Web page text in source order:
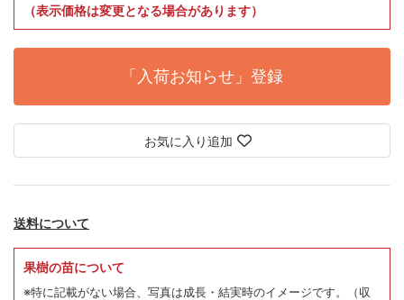
（表示価格は変更となる場合があります）
「入荷お知らせ」登録
お気に入り追加
送料について
果樹の苗について
※特に記載がない場合、写真は成長・結実時のイメージです。
（収